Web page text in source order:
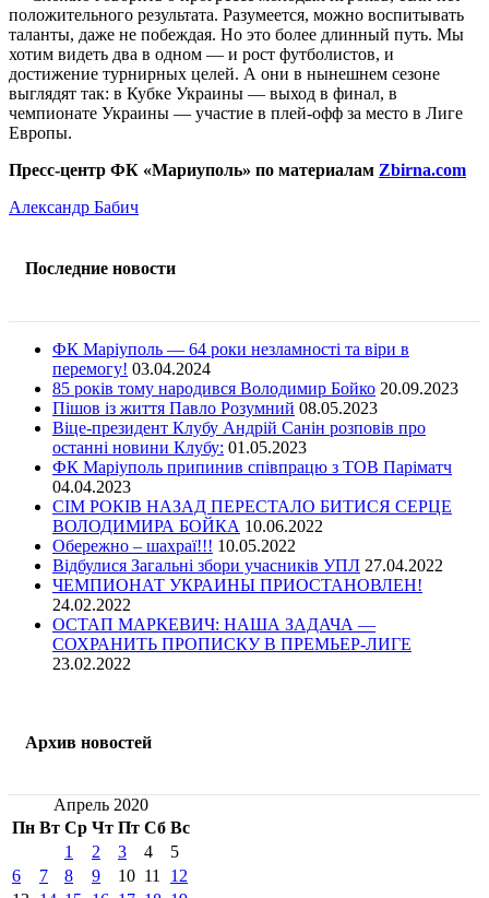
положительного результата. Разумеется, можно воспитывать
таланты, даже не побеждая. Но это более длинный путь. Мы
хотим видеть два в одном — и рост футболистов, и
достижение турнирных целей. А они в нынешнем сезоне
выглядят так: в Кубке Украины — выход в финал, в
чемпионате Украины — участие в плей-офф за место в Лиге
Европы.
Пресс-центр ФК «Мариуполь» по материалам Zbirna.com
Александр Бабич
Последние новости
ФК Маріуполь — 64 роки незламності та віри в
перемогу! 03.04.2024
85 років тому народився Володимир Бойко 20.09.2023
Пішов із життя Павло Розумний 08.05.2023
Віце-президент Клубу Андрій Санін розповів про
останні новини Клубу: 01.05.2023
ФК Маріуполь припинив співпрацю з ТОВ Паріматч
04.04.2023
СІМ РОКІВ НАЗАД ПЕРЕСТАЛО БИТИСЯ СЕРЦЕ
ВОЛОДИМИРА БОЙКА 10.06.2022
Обережно – шахраї!!! 10.05.2022
Відбулися Загальні збори учасників УПЛ 27.04.2022
ЧЕМПИОНАТ УКРАИНЫ ПРИОСТАНОВЛЕН!
24.02.2022
ОСТАП МАРКЕВИЧ: НАША ЗАДАЧА —
СОХРАНИТЬ ПРОПИСКУ В ПРЕМЬЕР-ЛИГЕ
23.02.2022
Архив новостей
Апрель 2020
Пн Вт Ср Чт Пт Сб Вс
1
2 3 4
5
6
7 8 9 10 11
12